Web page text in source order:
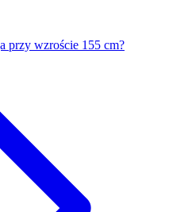
przy wzroście 155 cm?